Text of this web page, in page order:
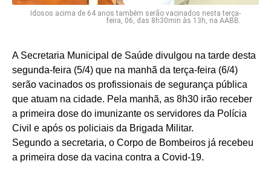
Idosos acima de 64 anos também serão vacinados nesta terça-
feira, 06, das 8h30min às 13h, na AABB.
A Secretaria Municipal de Saúde divulgou na tarde desta
segunda-feira (5/4) que na manhã da terça-feira (6/4)
serão vacinados os profissionais de segurança pública
que atuam na cidade. Pela manhã, as 8h30 irão receber
a primeira dose do imunizante os servidores da Polícia
Civil e após os policiais da Brigada Militar.
Segundo a secretaria, o Corpo de Bombeiros já recebeu
a primeira dose da vacina contra a Covid-19.